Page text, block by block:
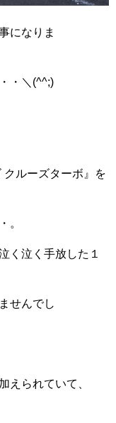
になりま
・＼(^^;)
ルーズターボ』を
。
く泣く手放した１
せんでし
えられていて、